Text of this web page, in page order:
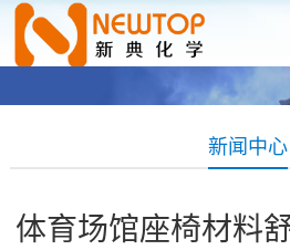
新闻中心
体育场馆座椅材料